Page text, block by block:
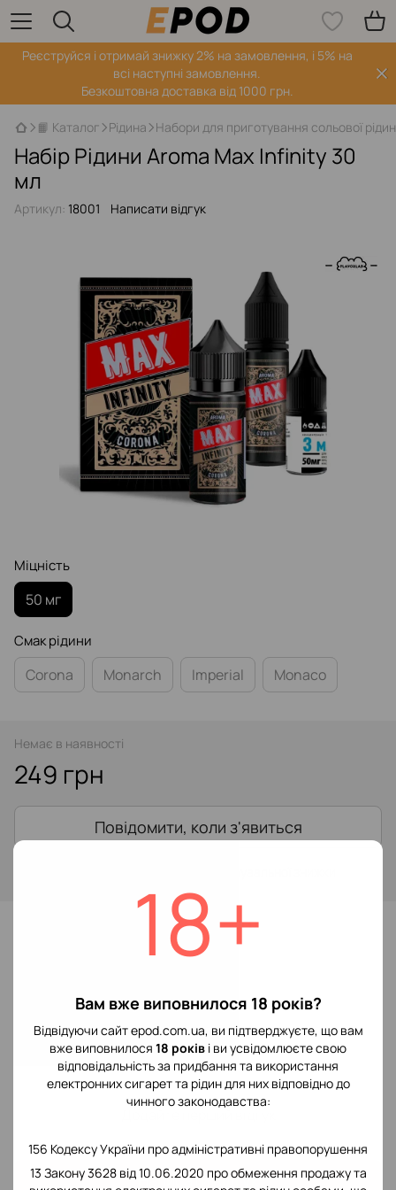
18+
Вам вже виповнилося 18 років?
Відвідуючи сайт epod.com.ua, ви підтверджуєте, що вам
вже виповнилося 18 років і ви усвідомлюєте свою
відповідальність за придбання та використання
електронних сигарет та рідин для них відповідно до
чинного законодавства:
156 Кодексу України про адміністративні правопорушення
13 Закону 3628 від 10.06.2020 про обмеження продажу та
Реєструйся і отримай знижку 2% на замовлення, і 5% на
всі наступні замовлення.
Безкоштовна доставка від 1000 грн.
📙 Каталог Рідина Набори для приготування сольової
Набір Рідини Aroma Max Infinity 30
мл
Артикул: 18001 Написати відгук
Міцність
50 мг
Смак рідини
Corona Monarch Imperial Monaco
Немає в наявності
249 грн
Повідомити, коли з'явиться
До обраного
Додайте перший відгук
Написати відгук